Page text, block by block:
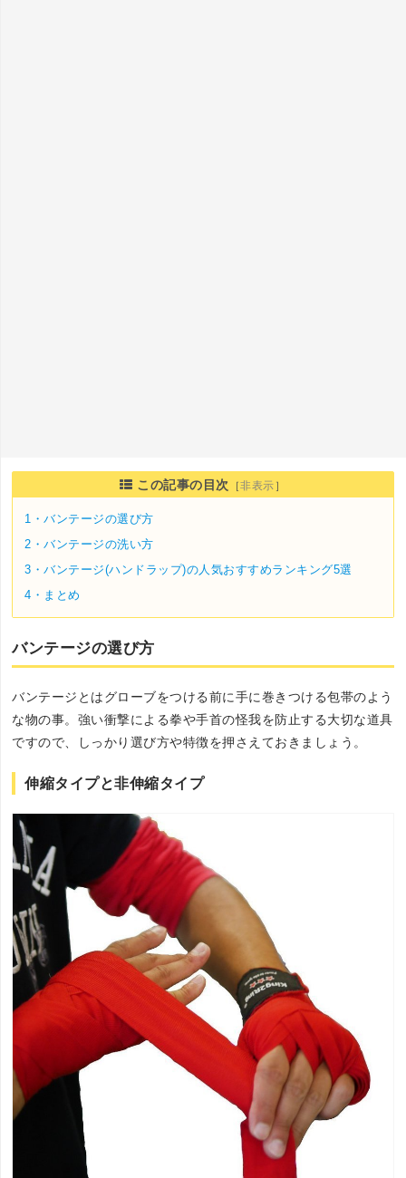
この記事の目次 ［非表示 ］
1・バンテージの選び方
2・バンテージの洗い方
3・バンテージ(ハンドラップ)の人気おすすめランキング5選
4・ まとめ
バンテージの選び方
バンテージとはグローブをつける前に手に巻きつける包帯のよう
な物の事。強い衝撃による拳や手首の怪我を防止する大切な道具
ですので、しっかり選び方や特徴を押さえておきましょう。
伸縮タイプと非伸縮タイプ